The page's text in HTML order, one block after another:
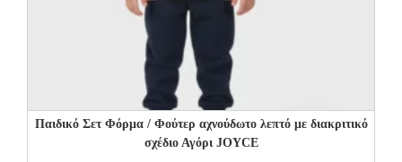
Παιδικό Σετ Φόρμα / Φούτερ αχνούδωτο λεπτό με διακριτικό
σχέδιο Αγόρι JOYCE